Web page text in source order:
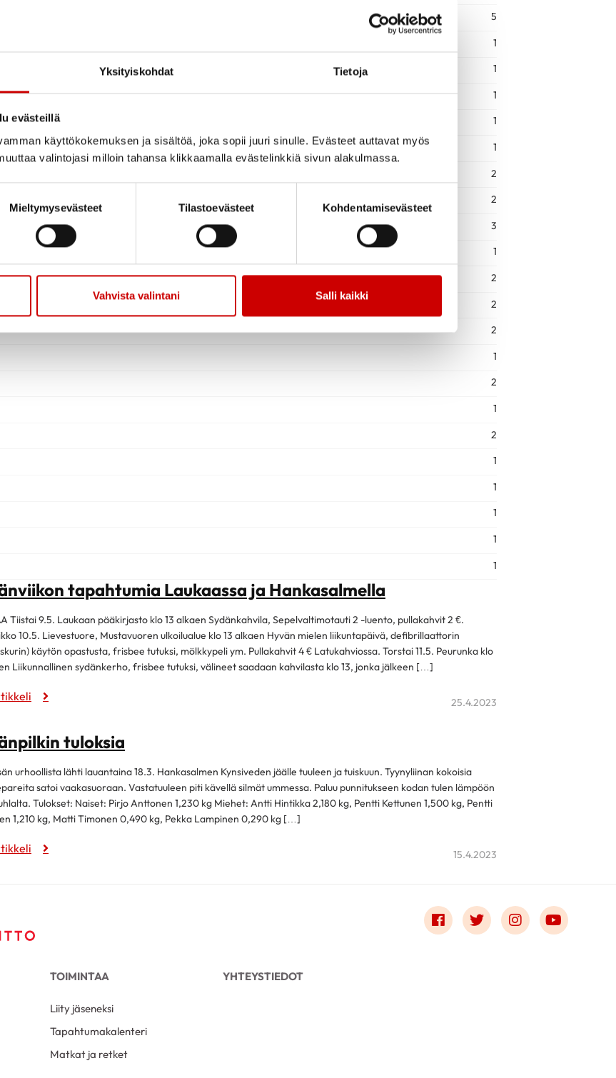
Yksityiskohdat Tietoja
evästeillä
käyttökokemuksen ja sisältöä, joka sopii juuri sinulle. Evästeet auttavat myös
valintojasi milloin tahansa klikkaamalla evästelinkkiä sivun alakulmassa.
Mieltymysevästeet Tilastoevästeet Kohdentamisevästeet
Vahvista valintani Salli kaikki
5
1
1
1
1
1
2
2
3
1
2
2
2
1
2
1
2
1
1
1
1
1
tapahtumia Laukaassa ja Hankasalmella
Tiistai 9.5. Laukaan pääkirjasto klo 13 alkaen Sydänkahvila, Sepelvaltimotauti 2 -luento, pullakahvit 2 €.
10.5. Lievestuore, Mustavuoren ulkoilualue klo 13 alkaen Hyvän mielen liikuntapäivä, defibrillaattorin
käytön opastusta, frisbee tutuksi, mölkkypeli ym. Pullakahvit 4 € Latukahviossa. Torstai 11.5. Peurunka klo
Liikunnallinen sydänkerho, frisbee tutuksi, välineet saadaan kahvilasta klo 13, jonka jälkeen […]
25.4.2023
tuloksia
urhoollista lähti lauantaina 18.3. Hankasalmen Kynsiveden jäälle tuuleen ja tuiskuun. Tyynyliinan kokoisia
satoi vaakasuoraan. Vastatuuleen piti kävellä silmät ummessa. Paluu punnitukseen kodan tulen lämpöön
Tulokset: Naiset: Pirjo Anttonen 1,230 kg Miehet: Antti Hintikka 2,180 kg, Pentti Kettunen 1,500 kg, Pentti
1,210 kg, Matti Timonen 0,490 kg, Pekka Lampinen 0,290 kg […]
15.4.2023
Link to facebook
Link to twitter
Link to Link to
TOIMINTAA
Liity jäseneksi
Tapahtumakalenteri
Matkat ja retket
YHTEYSTIEDOT